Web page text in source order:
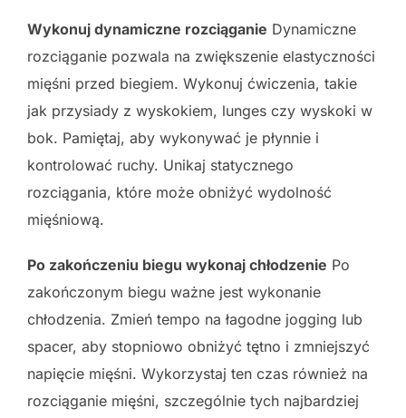
Wykonuj dynamiczne rozciąganie Dynamiczne
rozciąganie pozwala na zwiększenie elastyczności
mięśni przed biegiem. Wykonuj ćwiczenia, takie
jak przysiady z wyskokiem, lunges czy wyskoki w
bok. Pamiętaj, aby wykonywać je płynnie i
kontrolować ruchy. Unikaj statycznego
rozciągania, które może obniżyć wydolność
mięśniową.
Po zakończeniu biegu wykonaj chłodzenie Po
zakończonym biegu ważne jest wykonanie
chłodzenia. Zmień tempo na łagodne jogging lub
spacer, aby stopniowo obniżyć tętno i zmniejszyć
napięcie mięśni. Wykorzystaj ten czas również na
rozciąganie mięśni, szczególnie tych najbardziej